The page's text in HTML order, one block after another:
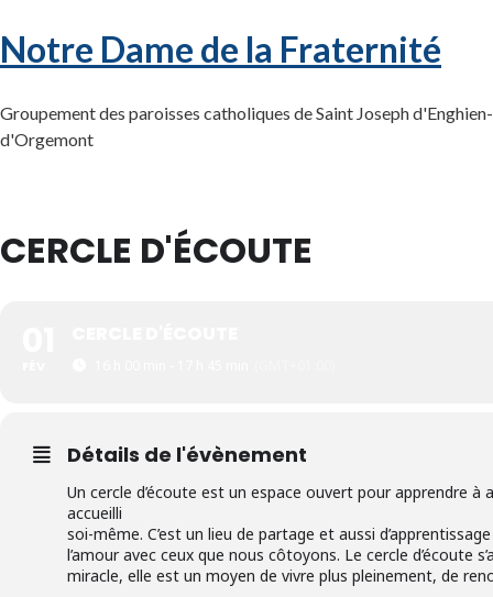
Notre Dame de la Fraternité
Groupement des paroisses catholiques de Saint Joseph
d'Orgemont
CERCLE D'ÉCOUTE
Détails de l'évènement
Un cercle d’écoute est un espace ouvert pour apprendre à
accueilli
soi-même. C’est un lieu de partage et aussi
l’amour avec ceux que nous côtoyons. Le cercle d’écoute
miracle, elle est un moyen de vivre plus pleinement, de